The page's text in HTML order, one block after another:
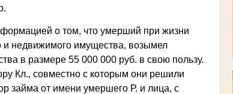
о том, что умерший при жизни
недвижимого имущества, возымел
в размере 55 000 000 руб. в свою пользу.
Кл., совместно с которым они решили
займа от имени умершего Р. и лица, с